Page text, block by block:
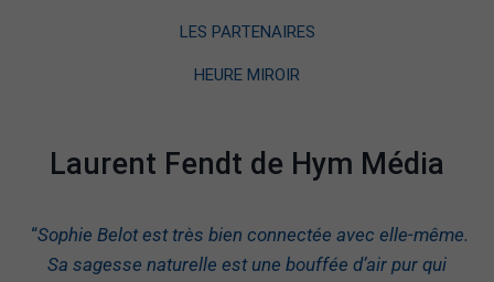
LES PARTENAIRES
HEURE MIROIR
Laurent Fendt de Hym Média
“Sophie Belot est très bien connectée avec elle-même.
Sa sagesse naturelle est une bouffée d’air pur qui